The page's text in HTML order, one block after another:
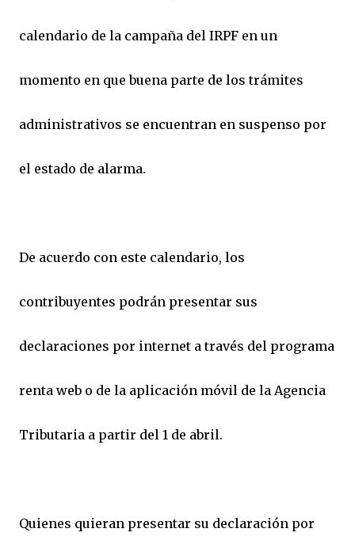
calendario de la campaña del IRPF en un
momento en que buena parte de los trámites
administrativos se encuentran en suspenso por
el estado de alarma.
De acuerdo con este calendario, los
contribuyentes podrán presentar sus
declaraciones por internet a través del programa
renta web o de la aplicación móvil de la Agencia
Tributaria a partir del 1 de abril.
Quienes quieran presentar su declaración por